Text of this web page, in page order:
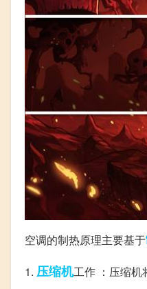
空调的制热原理主要基于
1. 压缩机工作 ：压缩机